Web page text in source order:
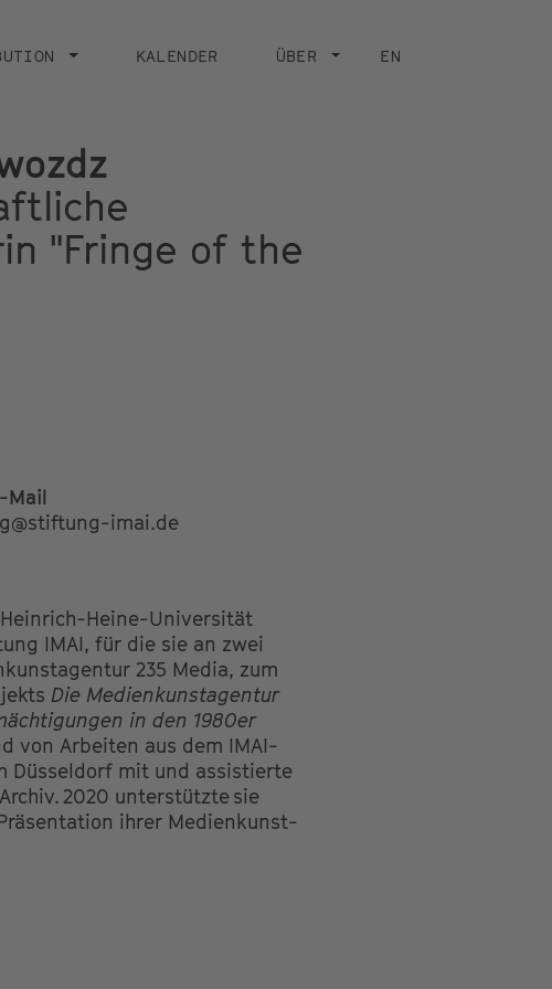
KALENDER ÜBER EN
"Fringe of the
Mail
imai.de
Heine-Universität
IMAI, für die sie an zwei
235 Media, zum
Die Medienkunstagentur
in den 1980er
von Arbeiten aus dem IMAI-
Düsseldorf mit und assistierte
2020 unterstützte sie
ihrer Medienkunst-